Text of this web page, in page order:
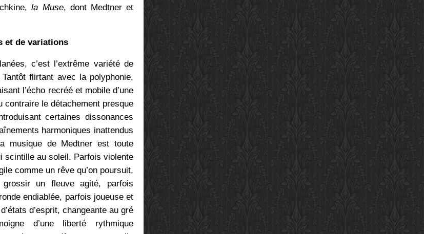
la Muse, dont Medtner et
et de variations
c’est l’extrême variété de
flirtant avec la polyphonie,
l’écho recréé et mobile d’une
contraire le détachement presque
certaines dissonances
harmoniques inattendus
musique de Medtner est toute
scintille au soleil. Parfois violente
comme un rêve qu’on poursuit,
un fleuve agité, parfois
endiablée, parfois joueuse et
d’esprit, changeante au gré
d’une liberté rythmique